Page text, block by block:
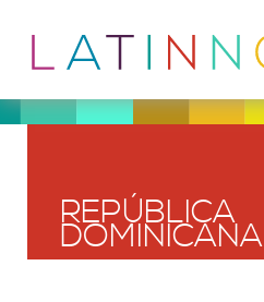
REPÚBLICA
DOMINICANA